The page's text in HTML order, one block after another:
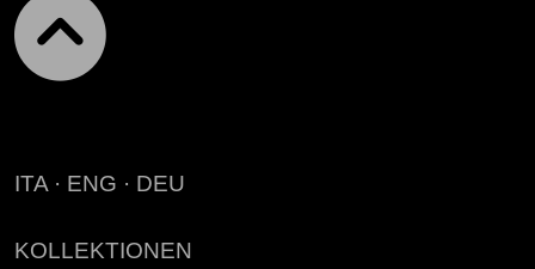
ITA · ENG · DEU
KOLLEKTIONEN